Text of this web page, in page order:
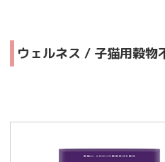
ウェルネス / 子猫用穀物